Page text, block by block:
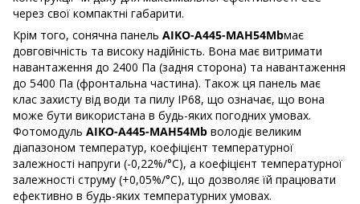
через свої компактні габарити.
Крім того, сонячна панель AIKO-A445-MAH54Mbмає
довговічність та високу надійність. Вона має витримати
навантаження до 2400 Па (задня сторона) та навантаження
до 5400 Па (фронтальна частина). Також ця панель має
клас захисту від води та пилу IP68, що означає, що вона
може бути використана в будь-яких погодних умовах.
Фотомодуль AIKO-A445-MAH54Mb володіє великим
діапазоном температур, коефіцієнт температурної
залежності напруги (-0,22%/°C), а коефіцієнт температурної
залежності струму (+0,05%/°C), що дозволяє їй працювати
ефективно в будь-яких температурних умовах.